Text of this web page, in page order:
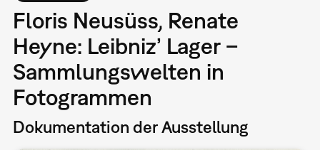
Floris Neusüss, Renate
Heyne: Leibniz’ Lager –
Sammlungswelten in
Fotogrammen
Dokumentation der Ausstellung